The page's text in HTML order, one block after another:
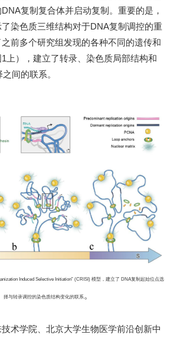
复制复合体并启动复制。重要的是，
染色质三维结构对于DNA复制调控的重
前多个研究组发现的各种不同的遗传和
上），建立了转录、染色质局部结构和
间的联系。
Induced Selective Initiation” (CRISI) 模型，建立了 DNA复制起始位点选
择与转录调控的染色质结构变化的联系。
学院、北京大学生物医学前沿创新中